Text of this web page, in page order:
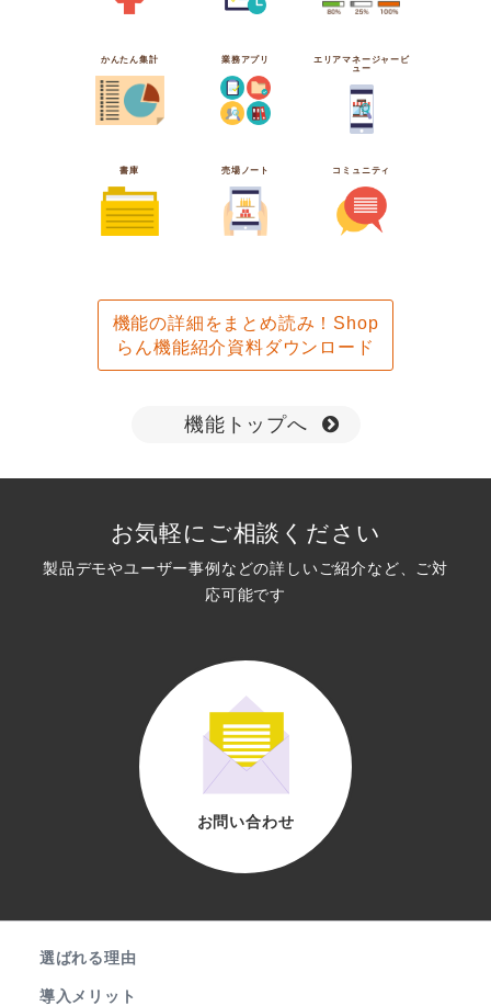
かんたん集計 業務アプリ
エリアマネージャービ
ュー
書庫 売場ノート コミュニティ
機能の詳細をまとめ読み！Shop
らん機能紹介資料ダウンロード
機能トップへ
お気軽にご相談ください
製品デモやユーザー事例などの詳しいご紹介など、ご対
応可能です
お問い合わせ
選ばれる理由
導入メリット